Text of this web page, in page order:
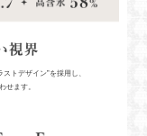
トデザイン”を採用し、
せます。